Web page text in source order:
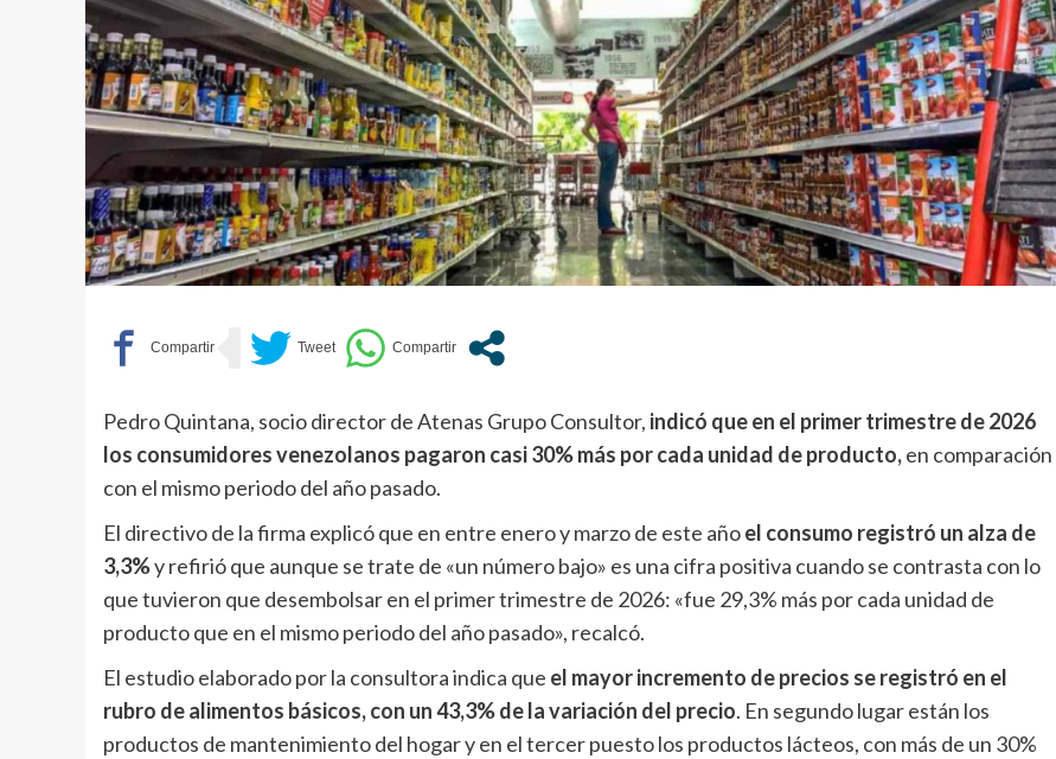
Pedro Quintana, socio director de Atenas Grupo Consultor, indicó que en el primer trimestre de 2026
los consumidores venezolanos pagaron casi 30% más por cada unidad de producto,en comparación
con el mismo periodo del año pasado.
El directivo de la firma explicó que en entre enero y marzo de este añoel consumo registró un alza de
3,3%y refirió que aunque se trate de «un número bajo» es una cifra positiva cuando se contrasta con lo
que tuvieron que desembolsar en el primer trimestre de 2026: «fue 29,3% más por cada unidad de
producto que en el mismo periodo del año pasado», recalcó.
El estudio elaborado por la consultora indica que el mayor incremento de precios se registró en el
rubro de alimentos básicos, con un 43,3% de la variación del precio. En segundo lugar están los
productos de mantenimiento del hogar y en el tercer puesto los productos lácteos, con más de un 30%
y
detalles
de
su
nuevo
estilo